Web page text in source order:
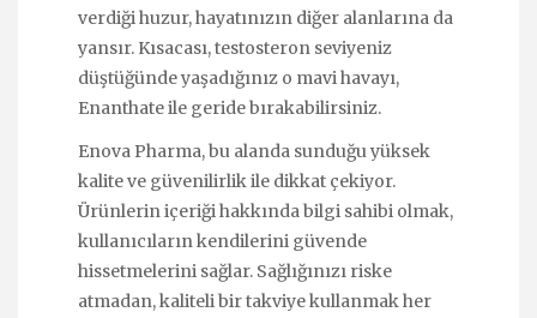
verdiği huzur, hayatınızın diğer alanlarına da
yansır. Kısacası, testosteron seviyeniz
düştüğünde yaşadığınız o mavi havayı,
Enanthate ile geride bırakabilirsiniz.
Enova Pharma, bu alanda sunduğu yüksek
kalite ve güvenilirlik ile dikkat çekiyor.
Ürünlerin içeriği hakkında bilgi sahibi olmak,
kullanıcıların kendilerini güvende
hissetmelerini sağlar. Sağlığınızı riske
atmadan, kaliteli bir takviye kullanmak her